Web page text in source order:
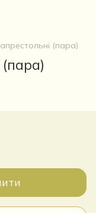
(пара)